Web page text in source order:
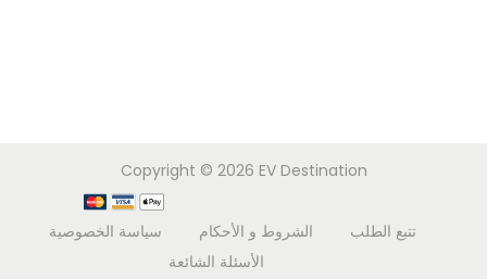
Copyright © 2026 EV Destination
تتبع الطلب الشروط و الأحكام
سياسة الخصوصية
الأسئلة الشائعة